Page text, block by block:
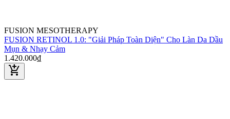
FUSION MESOTHERAPY
FUSION RETINOL 1.0: "Giải Pháp Toàn Diện" Cho Làn Da Dầu
Mụn & Nhạy Cảm
1.420.000₫
add_shopping_cart